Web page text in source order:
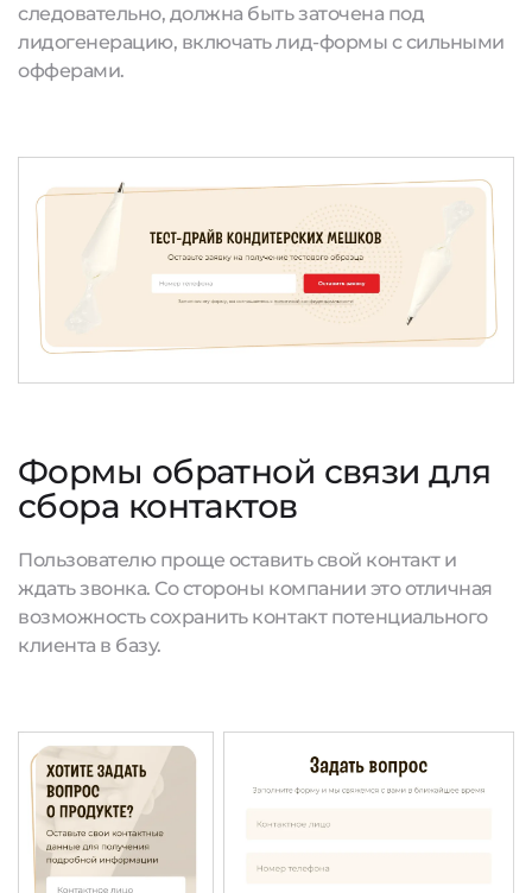
следовательно, должна быть заточена под
лидогенерацию, включать лид-формы с сильными
офферами.
Формы обратной связи для
сбора контактов
Пользователю проще оставить свой контакт и
ждать звонка. Со стороны компании это отличная
возможность сохранить контакт потенциального
клиента в базу.